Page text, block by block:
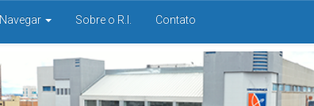
Navegar Sobre o R.I. Contato